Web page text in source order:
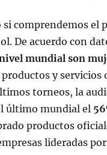
comprendemos el
De acuerdo con
mundial son
y servicios
torneos, la
último mundial el
productos
lideradas